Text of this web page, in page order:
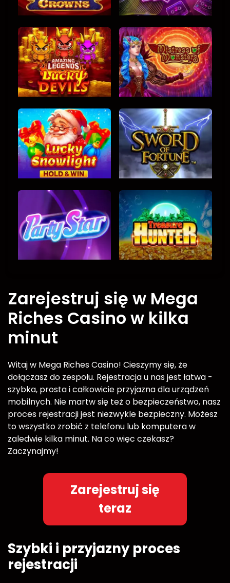
Zarejestruj się w Mega
Riches Casino w kilka
minut
Witaj w Mega Riches Casino! Cieszymy się, że
dołączasz do zespołu. Rejestracja u nas jest łatwa -
szybka, prosta i całkowicie przyjazna dla urządzeń
mobilnych. Nie martw się też o bezpieczeństwo, nasz
proces rejestracji jest niezwykle bezpieczny. Możesz
to wszystko zrobić z telefonu lub komputera w
zaledwie kilka minut. Na co więc czekasz?
Zaczynajmy!
Zarejestruj się
teraz
Szybki i przyjazny proces
rejestracji